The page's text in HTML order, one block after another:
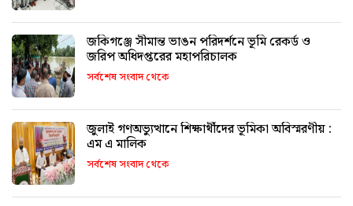
জকিগঞ্জে সীমান্ত ভাঙন পরিদর্শনে ভূমি রেকর্ড ও
জরিপ অধিদপ্তরের মহাপরিচালক
সর্বশেষ সংবাদ থেকে
জুলাই গণঅভ্যুত্থানে শিক্ষার্থীদের ভূমিকা অবিস্মরণীয় :
এম এ মালিক
সর্বশেষ সংবাদ থেকে